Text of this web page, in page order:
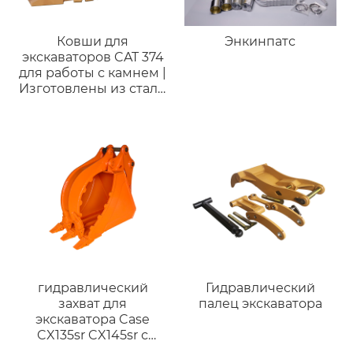
Ковши для
экскаваторов CAT 374
для работы с камнем |
Изготовлены из стали
Энкинпатс
гидравлический
захват для
экскаватора Case
CX135sr CX145sr с
Гидравлический
палец экскаватора